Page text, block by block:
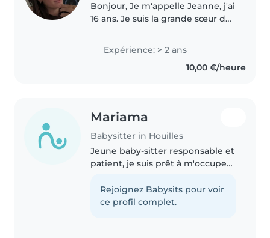
Bonjour, Je m'appelle Jeanne, j'ai
16 ans. Je suis la grande sœur de
permis d'acquérir très tôt de
l'expérience avec les enfants. Je
Expérience: > 2 ans
10,00 €/heure
Mariama
Babysitter in Houilles
Jeune baby-sitter responsable et
patient, je suis prêt à m'occuper
enthousiasme. Je parle
couramment français et anglais
Rejoignez Babysits pour voir
ce profil complet.